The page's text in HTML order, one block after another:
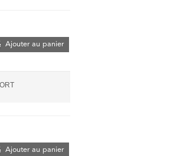
Ajouter au panier
Ajouter au panier